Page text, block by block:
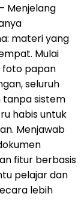
Menjelang
materi yang
Mulai
foto papan
seluruh
tanpa sistem
habis untuk
Menjawab
fitur berbasis
pelajar dan
lebih